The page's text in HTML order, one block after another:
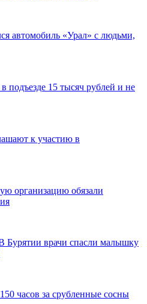
автомобиль «Урал» с людьми,
подъезде 15 тысяч рублей и не
к участию в
организацию обязали
Бурятии врачи спасли малышку
часов за срубленные сосны